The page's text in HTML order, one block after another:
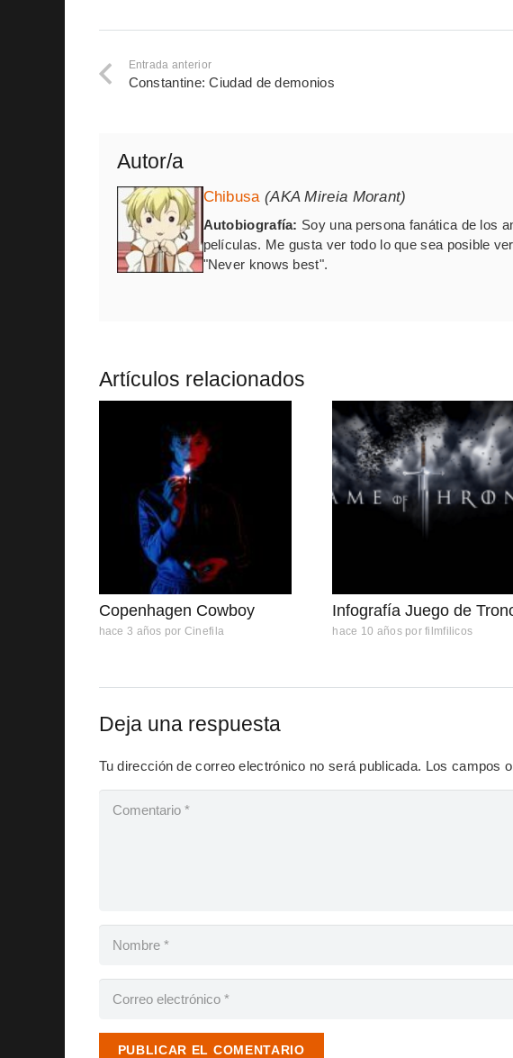
Entrada anterior
Constantine: Ciudad de demonios
Autor/a
Chibusa (AKA Mireia Morant)
Autobiografía: Soy una persona fanática de los
películas. Me gusta ver todo lo que sea posible
"Never knows best".
Artículos relacionados
Copenhagen Cowboy
hace 3 años por Cinefila
Infografía Juego de
hace 10 años por filmfilicos
Deja una respuesta
Tu dirección de correo electrónico no será publicada. Los campos
PUBLICAR EL COMENTARIO